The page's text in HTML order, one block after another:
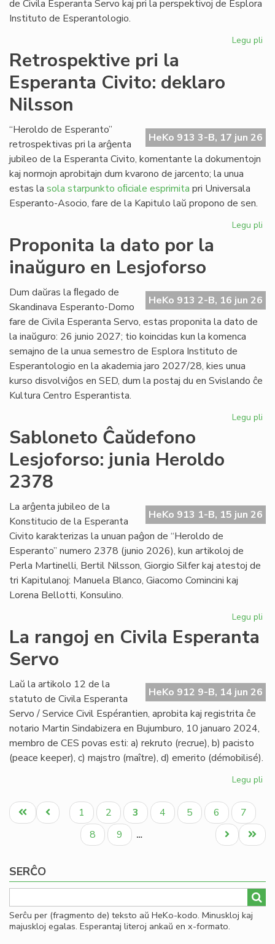
de Civila Esperanta Servo kaj pri la perspektivoj de Esplora
Instituto de Esperantologio.
Legu pli
Retrospektive pri la
Esperanta Civito: deklaro
Nilsson
HeKo 913 3-B, 17 jun 26
“Heroldo de Esperanto”
retrospektivas pri la arĝenta
jubileo de la Esperanta Civito, komentante la dokumentojn
kaj normojn aprobitajn dum kvarono de jarcento; la unua
estas la sola starpunkto oﬁciale esprimita pri Universala
Esperanto-Asocio, fare de la Kapitulo laŭ propono de sen.
Legu pli
Proponita la dato por la
inaŭguro en Lesjoforso
HeKo 913 2-B, 16 jun 26
Dum daŭras la ﬂegado de
Skandinava Esperanto-Domo
fare de Civila Esperanta Servo, estas proponita la dato de
la inaŭguro: 26 junio 2027; tio koincidas kun la komenca
semajno de la unua semestro de Esplora Instituto de
Esperantologio en la akademia jaro 2027/28, kies unua
kurso disvolviĝos en SED, dum la postaj du en Svislando ĉe
Kultura Centro Esperantista.
Legu pli
en
Sabloneto Ĉaŭdefono
Lesjoforso: junia Heroldo
2378
HeKo 913 1-B, 15 jun 26
La arĝenta jubileo de la
Konstitucio de la Esperanta
Civito karakterizas la unuan paĝon de “Heroldo de
Esperanto” numero 2378 (junio 2026), kun artikoloj de
Perla Martinelli, Bertil Nilsson, Giorgio Silfer kaj atestoj de
tri Kapitulanoj: Manuela Blanco, Giacomo Comincini kaj
Lorena Bellotti, Konsulino.
Legu pli
La rangoj en Civila Esperanta
Servo
HeKo 912 9-B, 14 jun 26
Laŭ la artikolo 12 de la
statuto de Civila Esperanta
Servo / Service Civil Espérantien, aprobita kaj registrita ĉe
notario Martin Sindabizera en Bujumburo, 10 januaro 2024,
membro de CES povas esti: a) rekruto (recrue), b) pacisto
(peace keeper), c) majstro (maître), d) emerito (démobilisé).
Legu pli
Pagination
Unua
paĝo
Antaŭa
paĝo
Paĝo
1 Paĝo
2
Aktuala
paĝo
3 Paĝo
4 Paĝo
5 Paĝo
6 Paĝo
7
Paĝo
8 Paĝo
9 …
Last
page
Next
page
SERĈO
Serĉu per (fragmento de) teksto aŭ HeKo-kodo. Minuskloj kaj
majuskloj egalas. Esperantaj literoj ankaŭ en x-formato.